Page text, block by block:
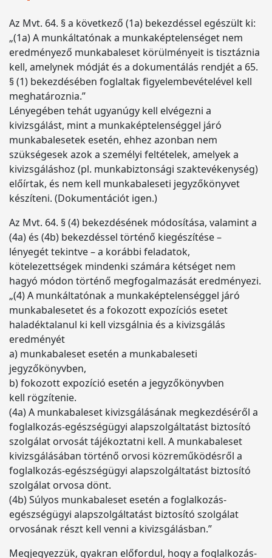
Az Mvt. 64. § a következő (1a) bekezdéssel egészült ki:
„(1a) A munkáltatónak a munkaképtelenséget nem
eredményező munkabaleset körülményeit is tisztáznia
kell, amelynek módját és a dokumentálás rendjét a 65.
§ (1) bekezdésében foglaltak figyelembevételével kell
meghatároznia.”
Lényegében tehát ugyanúgy kell elvégezni a
kivizsgálást, mint a munkaképtelenséggel járó
munkabalesetek esetén, ehhez azonban nem
szükségesek azok a személyi feltételek, amelyek a
kivizsgáláshoz (pl. munkabiztonsági szaktevékenység)
előírtak, és nem kell munkabaleseti jegyzőkönyvet
készíteni. (Dokumentációt igen.)
Az Mvt. 64. § (4) bekezdésének módosítása, valamint a
(4a) és (4b) bekezdéssel történő kiegészítése –
lényegét tekintve – a korábbi feladatok,
kötelezettségek mindenki számára kétséget nem
hagyó módon történő megfogalmazását eredményezi.
„(4) A munkáltatónak a munkaképtelenséggel járó
munkabalesetet és a fokozott expozíciós esetet
haladéktalanul ki kell vizsgálnia és a kivizsgálás
eredményét
a) munkabaleset esetén a munkabaleseti
jegyzőkönyvben,
b) fokozott expozíció esetén a jegyzőkönyvben
kell rögzítenie.
(4a) A munkabaleset kivizsgálásának megkezdéséről a
foglalkozás-egészségügyi alapszolgáltatást biztosító
szolgálat orvosát tájékoztatni kell. A munkabaleset
kivizsgálásában történő orvosi közreműködésről a
foglalkozás-egészségügyi alapszolgáltatást biztosító
szolgálat orvosa dönt.
(4b) Súlyos munkabaleset esetén a foglalkozás-
egészségügyi alapszolgáltatást biztosító szolgálat
orvosának részt kell venni a kivizsgálásban.”
Megjegyezzük, gyakran előfordul, hogy a foglalkozás-